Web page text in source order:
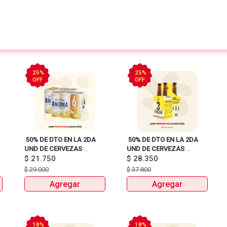
25%
OFF
50% DE DTO EN LA 2DA
UND DE CERVEZAS
SIXPACKS Y UNIDAD
HEINEKEN, SOL, 3
CORDILLERAS, ANDINA,
MILLER Y MITICA
$ 21.750
$29.000
Agregar
25%
OFF
50% DE DTO EN LA 2DA
UND DE CERVEZAS
SIXPACKS Y UNIDAD
HEINEKEN, SOL, 3
CORDILLERAS, ANDINA,
MILLER Y MITICA
$ 28.350
$37.800
Agregar
18%
18%